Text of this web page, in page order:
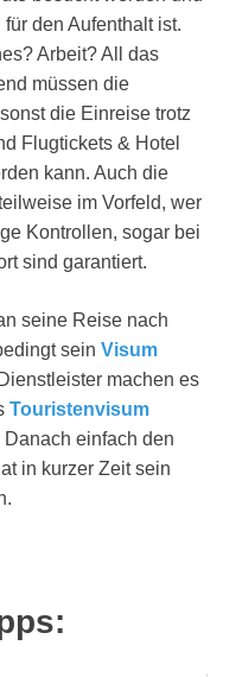
den Aufenthalt ist.
Arbeit? All das
müssen die
die Einreise trotz
Flugtickets & Hotel
kann. Auch die
im Vorfeld, wer
Kontrollen, sogar bei
sind garantiert.
seine Reise nach
sein Visum
machen es
Touristenvisum
Danach einfach den
in kurzer Zeit sein